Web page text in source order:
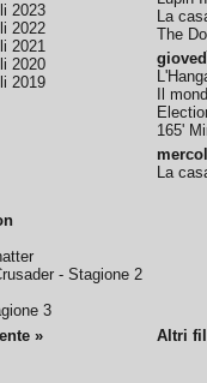
2023
2022
2021
2020
2019
- Stagione 2
3
La
The
Il
165'
La
» Altri